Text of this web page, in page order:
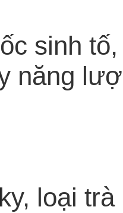
sinh
năng
loại